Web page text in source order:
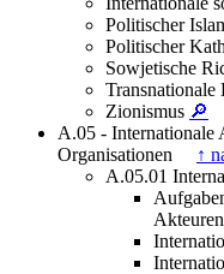
Politischer
Politischer
Sowjetische
Transnationale
Zionismus 🔎
A.05 - Internationale
Organisationen
↑
A.05.01
Akteuren